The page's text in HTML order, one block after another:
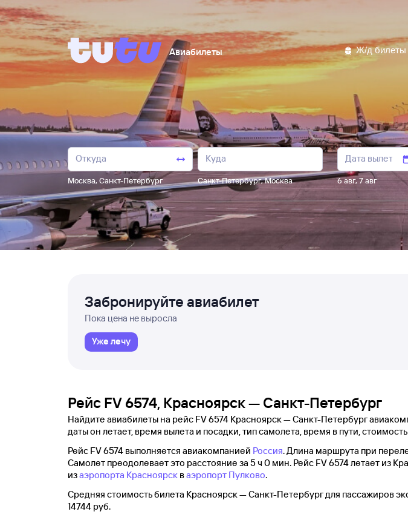
Авиабилеты Ж/д билеты
Москва, Санкт-Петербург Санкт-Петербург,Москва 6 авг, 7 авг
Забронируйте авиабилет
Пока цена не выросла
Уже лечу
Рейс FV 6574, Красноярск — Санкт-Петербург
Найдите авиабилеты на рейс FV 6574 Красноярск — Санкт-Петербург
даты он летает, время вылета и посадки, тип самолета, время в пути,
Рейс FV 6574 выполняется авиакомпанией Россия. Длина маршрута при
Самолет преодолевает это расстояние за 5 ч 0 мин. Рейс FV 6574 летает из
изаэропорта Красноярск ваэропорт Пулково.
Средняя стоимость билета Красноярск — Санкт-Петербург для пассажиров
14744 руб.